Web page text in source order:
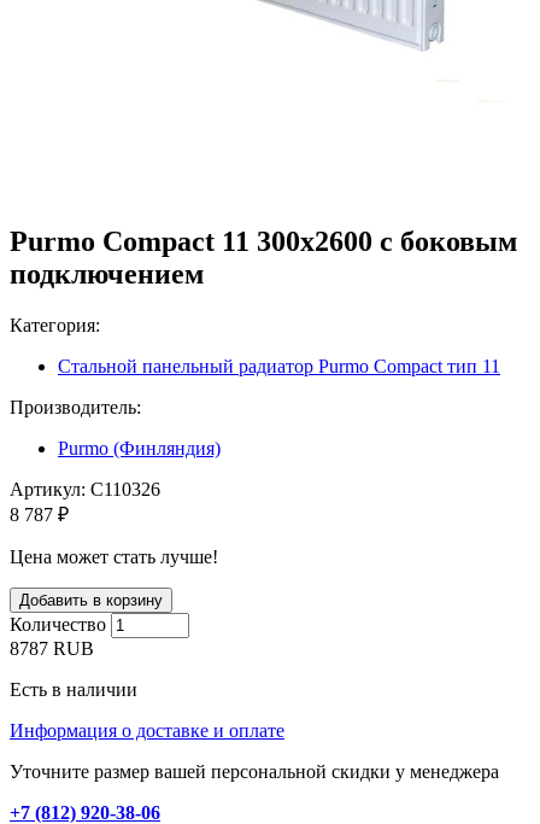
Purmo Compact 11 300х2600 с боковым
подключением
Категория:
Стальной панельный радиатор Purmo Compact тип 11
Производитель:
Purmo (Финляндия)
Артикул: C110326
8 787 ₽
Цена может стать лучше!
Количество
8787 RUB
Есть в наличии
Информация о доставке и оплате
Уточните размер вашей персональной скидки у менеджера
+7 (812) 920-38-06